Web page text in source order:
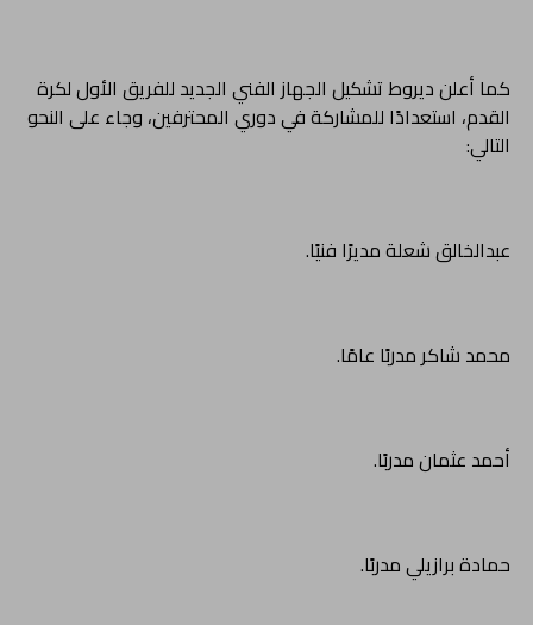
كما أعلن ديروط تشكيل الجهاز الفني الجديد للفريق الأول لكرة
القدم، استعدادًا للمشاركة في دوري المحترفين، وجاء على النحو
التالي:
عبدالخالق شعلة مديرًا فنيًا.
محمد شاكر مدربًا عامًا.
أحمد عثمان مدربًا.
حمادة برازيلي مدربًا.